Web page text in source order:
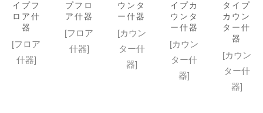
イプフ
ロア什
器
[フロア
什器]
プフロ
ア什器
[フロア
什器]
ウンタ
ー什器
[カウン
ター什
器]
イプカ
ウンタ
ー什器
[カウン
ター什
器]
タイプ
カウン
ター什
器
[カウン
ター什
器]